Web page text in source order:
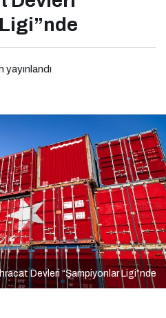
yayınlandı
Devleri “Şampiyonlar Ligi”nde